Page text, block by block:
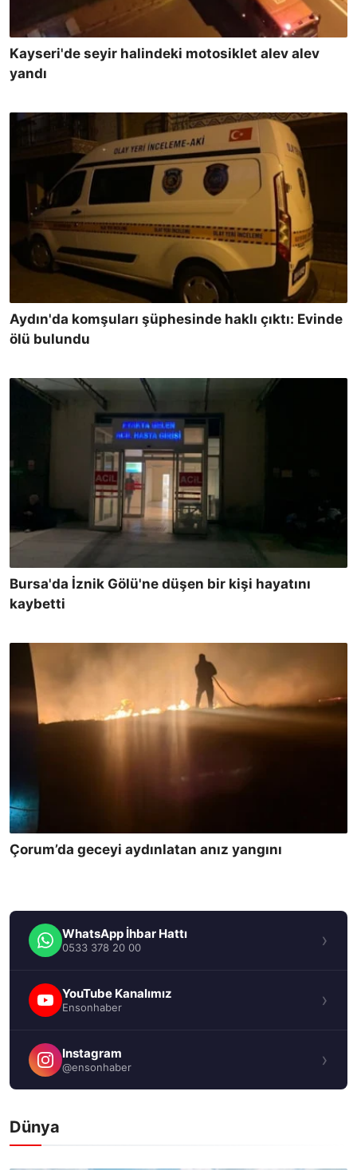
Kayseri'de seyir halindeki motosiklet alev alev
yandı
Aydın'da komşuları şüphesinde haklı çıktı: Evinde
ölü bulundu
Bursa'da İznik Gölü'ne düşen bir kişi hayatını
kaybetti
Çorum’da geceyi aydınlatan anız yangını
WhatsApp İhbar Hattı
0533 378 20 00 ›
YouTube Kanalımız
Ensonhaber ›
Instagram
@ensonhaber ›
Dünya